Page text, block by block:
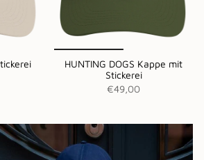
HUNTING DOGS Kappe mit
Stickerei
€49,00